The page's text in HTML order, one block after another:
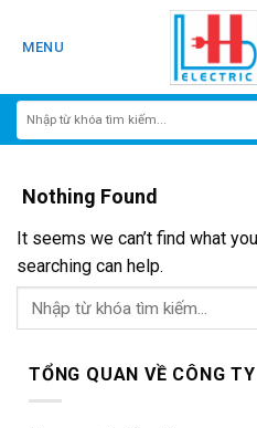
MENU
Nothing Found
It seems we can’t find what
searching can help.
TỔNG QUAN VỀ CÔNG TY